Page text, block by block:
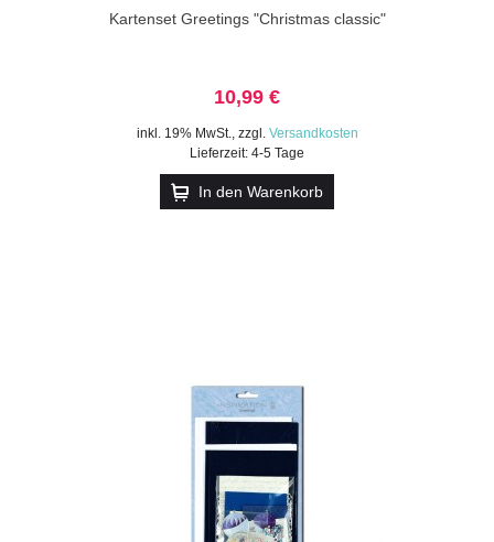
Kartenset Greetings "Christmas classic"
10,99 €
inkl. 19% MwSt., zzgl. Versandkosten
Lieferzeit: 4-5 Tage
In den Warenkorb